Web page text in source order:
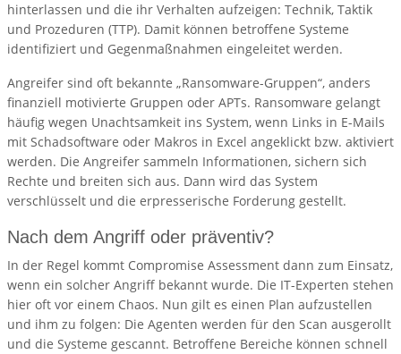
hinterlassen und die ihr Verhalten aufzeigen: Technik, Taktik
und Prozeduren (TTP). Damit können betroffene Systeme
identifiziert und Gegenmaßnahmen eingeleitet werden.
Angreifer sind oft bekannte „Ransomware-Gruppen“, anders
finanziell motivierte Gruppen oder APTs. Ransomware gelangt
häufig wegen Unachtsamkeit ins System, wenn Links in E-Mails
mit Schadsoftware oder Makros in Excel angeklickt bzw. aktiviert
werden. Die Angreifer sammeln Informationen, sichern sich
Rechte und breiten sich aus. Dann wird das System
verschlüsselt und die erpresserische Forderung gestellt.
Nach dem Angriff oder präventiv?
In der Regel kommt Compromise Assessment dann zum Einsatz,
wenn ein solcher Angriff bekannt wurde. Die IT-Experten stehen
hier oft vor einem Chaos. Nun gilt es einen Plan aufzustellen
und ihm zu folgen: Die Agenten werden für den Scan ausgerollt
und die Systeme gescannt. Betroffene Bereiche können schnell